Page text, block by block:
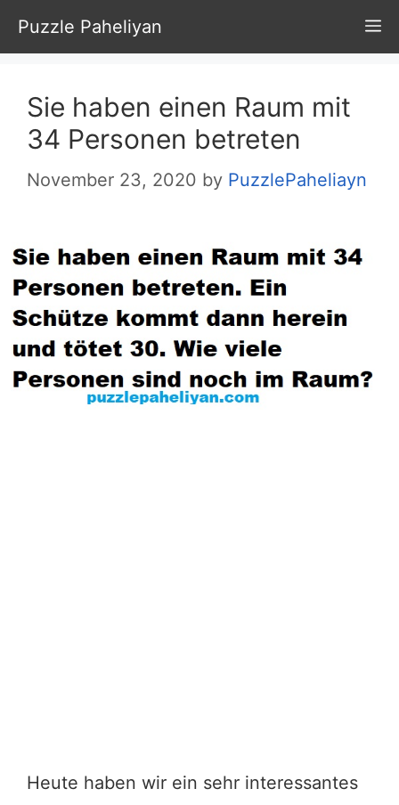
Skip
to
content
Puzzle Paheliyan
Sie haben einen Raum mit
34 Personen betreten
November 23, 2020 by PuzzlePaheliayn
Heute haben wir ein sehr interessantes